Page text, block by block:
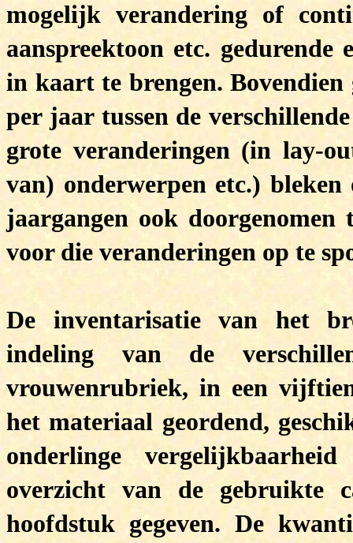
mogelijk verandering of
aanspreektoon etc.
in kaart te brengen.
per jaar tussen de
grote veranderingen (in lay-
van) onderwerpen etc.) bleken
jaargangen ook
voor die veranderingen op te
De inventarisatie van het
indeling van de
vrouwenrubriek, in een
het materiaal geordend,
onderlinge
overzicht van de gebruikte
hoofdstuk gegeven. De